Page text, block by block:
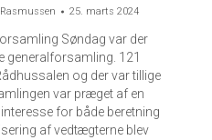
Rasmussen 25. marts 2024
Søndag var der
generalforsamling. 121
og der var tillige
var præget af en
for både beretning
af vedtægterne blev